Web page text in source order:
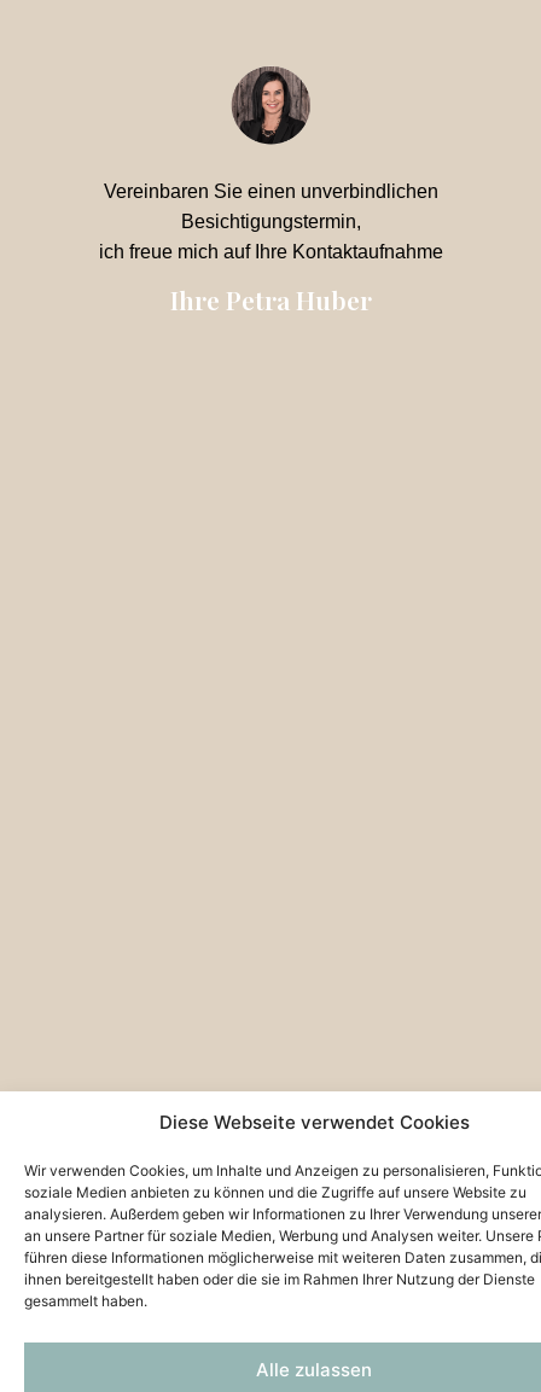
Diese Webseite verwendet Cookies
Wir verwenden Cookies, um Inhalte und Anzeigen zu personalisieren,
soziale Medien anbieten zu können und die Zugriffe auf unsere Website zu
analysieren. Außerdem geben wir Informationen zu Ihrer Verwendung
an unsere Partner für soziale Medien, Werbung und Analysen weiter. Unsere
führen diese Informationen möglicherweise mit weiteren Daten zusammen,
ihnen bereitgestellt haben oder die sie im Rahmen Ihrer Nutzung der Dienste
gesammelt haben.
Alle zulassen
Vereinbaren Sie einen unverbindlichen
Besichtigungstermin,
ich freue mich auf Ihre Kontaktaufnahme
Ihre Petra Huber